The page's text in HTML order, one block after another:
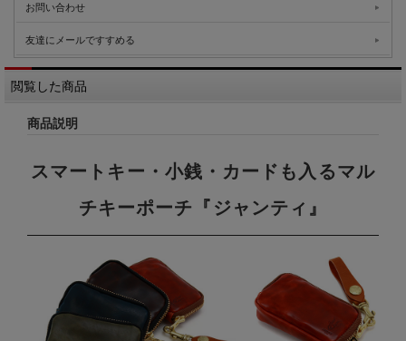
お問い合わせ
友達にメールですすめる
閲覧した商品
商品説明
スマートキー・小銭・カードも入るマル
チキーポーチ『ジャンティ』